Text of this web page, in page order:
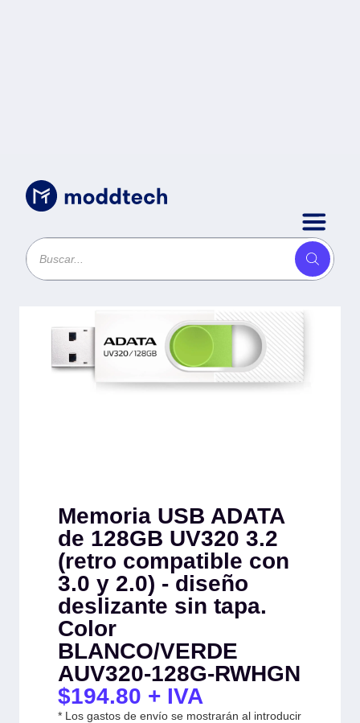
Sin categoría/Memoria USB ADATA de 128GB
UV320 3.2 (retro compatible con 3.0
y 2.0) - diseño deslizante sin tapa.
Memoria USB ADATA
de 128GB UV320 3.2
(retro compatible con
3.0 y 2.0) - diseño
deslizante sin tapa.
Color
BLANCO/VERDE
AUV320-128G-RWHGN
$194.80 + IVA
* Los gastos de envío se mostrarán al introducir